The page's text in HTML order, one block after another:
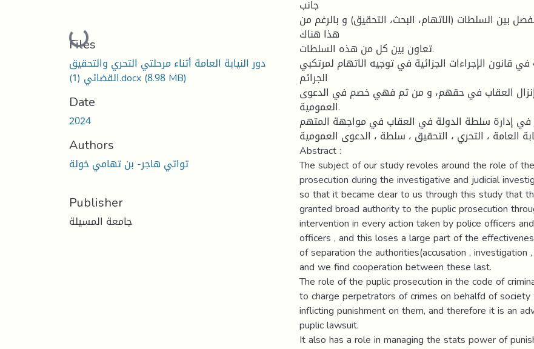
Loading...
Files
دور النيابة العامة أثناء مرحلتي التحري والتحقيق
القضائي (1).docx(8.98 MB)
Date
2024
Authors
تواتي هاجر- بن تهامي خولة
Publisher
جامعة المسيلة
جانب
بين السلطات (الاتهام، البحث، التحقيق) و بالرغم من
هذا هناك
تعاون بين كل من هذه السلطات.
في قانون الإجراءات الجزائية في توجيه الاتهام لمرتكبي
الجرائم
إنزال العقاب في حقهم، و من ثم فهي خصم في الدعوى
العمومية.
في إدارة سلطة الدولة في العقاب في مواجهة المتهم.
العامة ، التحري ، التحقيق ، سلطة ، الدعوى العمومية.
Abstract :
The subject of our study revoles around the role of
prosecution during the investigative and judicial
so that it became clear to us through this study that
granted broad authority to the puplic prosecution
intervention in every action taken by police officers
officers , and this loses a large part of the
of separation the authorities(accusation , investigation
and we find cooperation between these last.
The role of the puplic prosecution in the code of
to charge perpetrators of crimes on behalfd of
inflicting punishment on them, and therefore it is an
puplic lawsuit.
It also has a role in managing the stats power of